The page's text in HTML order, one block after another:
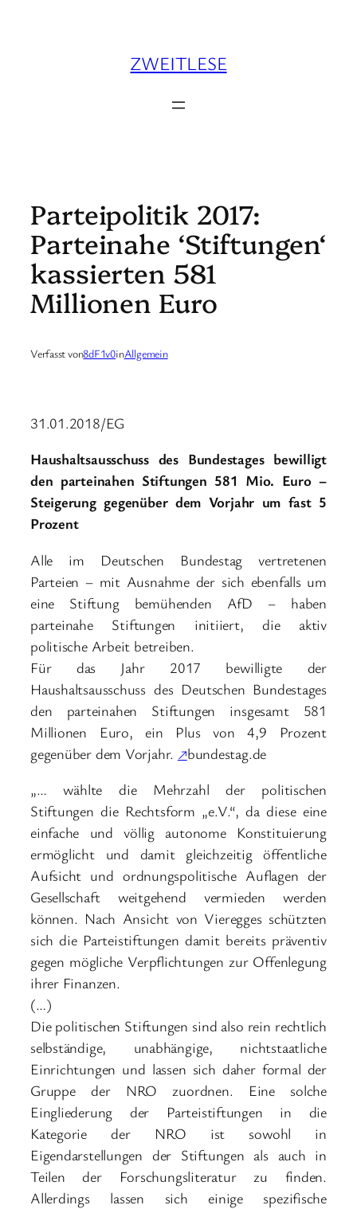
ZWEITLESE
Parteipolitik 2017:
Parteinahe ‘Stiftungen‘
kassierten 581
Millionen Euro
Verfasst von8dF1v0inAllgemein
31.01.2018/EG
Haushaltsausschuss des Bundestages bewilligt
den parteinahen Stiftungen 581 Mio. Euro –
Steigerung gegenüber dem Vorjahr um fast 5
Prozent
Alle im Deutschen Bundestag vertretenen
Parteien – mit Ausnahme der sich ebenfalls um
eine Stiftung bemühenden AfD – haben
parteinahe Stiftungen initiiert, die aktiv
politische Arbeit betreiben.
Für das Jahr 2017 bewilligte der
Haushaltsausschuss des Deutschen Bundestages
den parteinahen Stiftungen insgesamt 581
Millionen Euro, ein Plus von 4,9 Prozent
gegenüber dem Vorjahr. ↗bundestag.de
„… wählte die Mehrzahl der politischen
Stiftungen die Rechtsform „e.V.“, da diese eine
einfache und völlig autonome Konstituierung
ermöglicht und damit gleichzeitig öffentliche
Aufsicht und ordnungspolitische Auflagen der
Gesellschaft weitgehend vermieden werden
können. Nach Ansicht von Vieregges schützten
sich die Parteistiftungen damit bereits präventiv
gegen mögliche Verpflichtungen zur Offenlegung
ihrer Finanzen.
(…)
Die politischen Stiftungen sind also rein rechtlich
selbständige, unabhängige, nichtstaatliche
Einrichtungen und lassen sich daher formal der
Gruppe der NRO zuordnen. Eine solche
Eingliederung der Parteistiftungen in die
Kategorie der NRO ist sowohl in
Eigendarstellungen der Stiftungen als auch in
Teilen der Forschungsliteratur zu finden.
Allerdings lassen sich einige spezifische